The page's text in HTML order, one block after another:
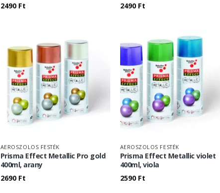
2490 Ft 2490 Ft
AEROSZOLOS FESTÉK
Prisma Effect Metallic Pro gold
400ml, arany
2690 Ft
AEROSZOLOS FESTÉK
Prisma Effect Metallic violet
400ml, viola
2590 Ft